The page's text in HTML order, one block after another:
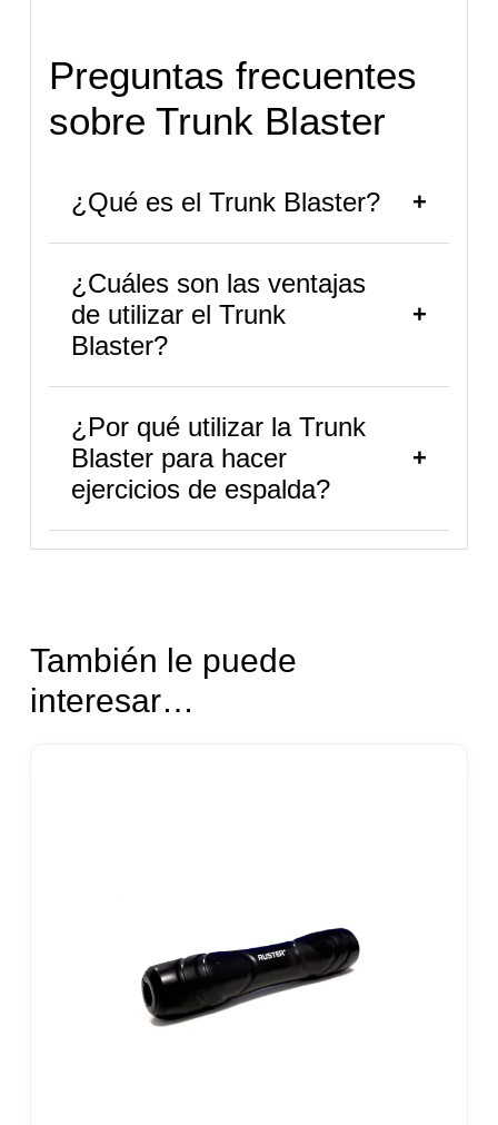
Preguntas frecuentes
sobre Trunk Blaster
¿Qué es el Trunk Blaster?
¿Cuáles son las ventajas
de utilizar el Trunk
Blaster?
¿Por qué utilizar la Trunk
Blaster para hacer
ejercicios de espalda?
También le puede
interesar…